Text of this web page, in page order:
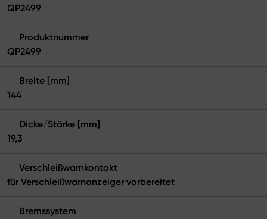
QP2499
Produktnummer
QP2499
Breite [mm]
144
Dicke/Stärke [mm]
19,3
Verschleißwarnkontakt
für Verschleißwarnanzeiger vorbereitet
Bremssystem